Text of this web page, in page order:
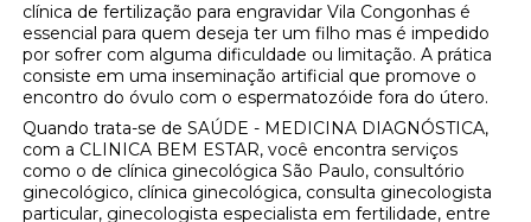
clínica de fertilização para engravidar Vila Congonhas é
essencial para quem deseja ter um filho mas é impedido
por sofrer com alguma dificuldade ou limitação. A prática
consiste em uma inseminação artificial que promove o
encontro do óvulo com o espermatozóide fora do útero.
Quando trata-se de SAÚDE - MEDICINA DIAGNÓSTICA,
com a CLINICA BEM ESTAR, você encontra serviços
como o de clínica ginecológica São Paulo, consultório
ginecológico, clínica ginecológica, consulta ginecologista
particular, ginecologista especialista em fertilidade, entre